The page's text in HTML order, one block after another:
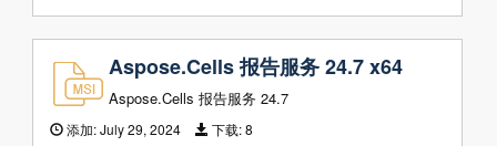
Aspose.Cells 报告服务 24.7 x64
Aspose.Cells 报告服务 24.7
添加:July 29, 2024 下载:8